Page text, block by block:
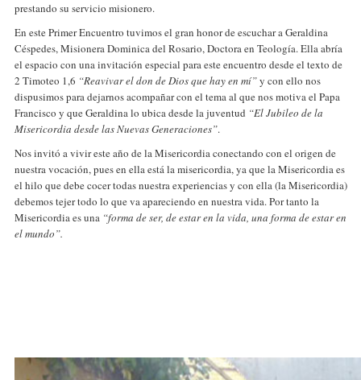
prestando su servicio misionero.
En este Primer Encuentro tuvimos el gran honor de escuchar a Geraldina
Céspedes, Misionera Dominica del Rosario, Doctora en Teología. Ella abría
el espacio con una invitación especial para este encuentro desde el texto de
2 Timoteo 1,6 “Reavivar el don de Dios que hay en mí”y con ello nos
dispusimos para dejarnos acompañar con el tema al que nos motiva el Papa
Francisco y que Geraldina lo ubica desde la juventud “El Jubileo de la
Misericordia desde las Nuevas Generaciones”.
Nos invitó a vivir este año de la Misericordia conectando con el origen de
nuestra vocación, pues en ella está la misericordia, ya que la Misericordia es
el hilo que debe cocer todas nuestra experiencias y con ella (la Misericordia)
debemos tejer todo lo que va apareciendo en nuestra vida. Por tanto la
Misericordia es una “forma de ser, de estar en la vida, una forma de estar en
el mundo”.